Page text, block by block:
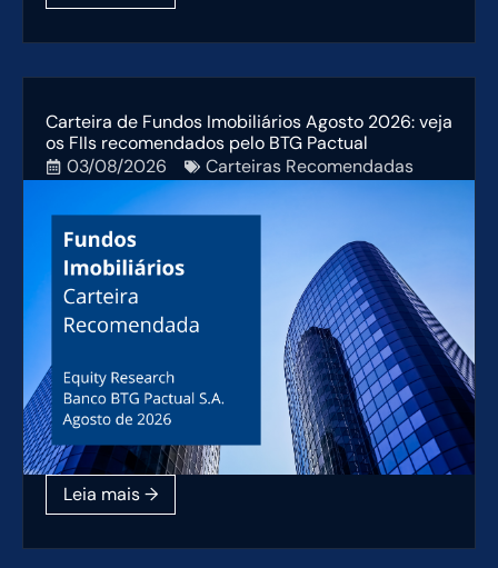
Carteira de Fundos Imobiliários Agosto 2026: veja
os FIIs recomendados pelo BTG Pactual
03/08/2026
Carteiras Recomendadas